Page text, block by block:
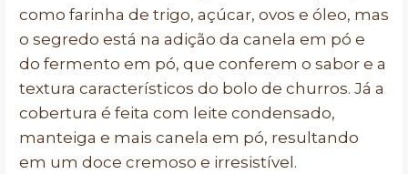
como farinha de trigo, açúcar, ovos e óleo, mas
o segredo está na adição da canela em pó e
do fermento em pó, que conferem o sabor e a
textura característicos do bolo de churros. Já a
cobertura é feita com leite condensado,
manteiga e mais canela em pó, resultando
em um doce cremoso e irresistível.